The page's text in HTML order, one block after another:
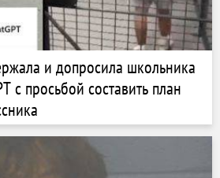
и допросила школьника
с просьбой составить план